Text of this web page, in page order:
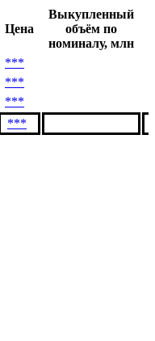
Цена
Выкупленный
объём по
номиналу, млн
***
***
***
***